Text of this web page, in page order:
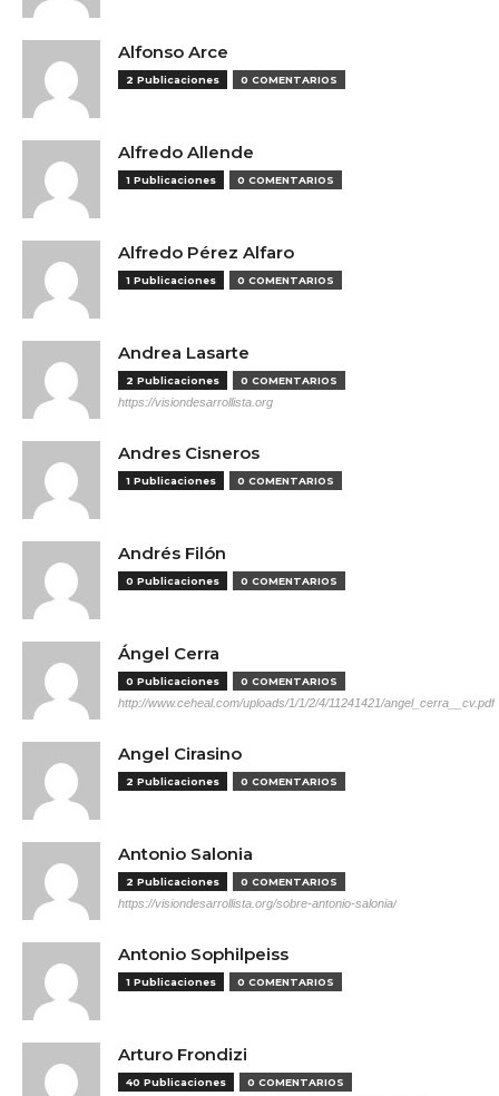
Alfonso Arce
2 Publicaciones 0 COMENTARIOS
Alfredo Allende
1 Publicaciones 0 COMENTARIOS
Alfredo Pérez Alfaro
1 Publicaciones 0 COMENTARIOS
Andrea Lasarte
2 Publicaciones 0 COMENTARIOS
https://visiondesarrollista.org
Andres Cisneros
1 Publicaciones 0 COMENTARIOS
Andrés Filón
0 Publicaciones 0 COMENTARIOS
Ángel Cerra
0 Publicaciones 0 COMENTARIOS
http://www.ceheal.com/uploads/1/1/2/4/11241421/angel_cerra__cv.pdf
Angel Cirasino
2 Publicaciones 0 COMENTARIOS
Antonio Salonia
2 Publicaciones 0 COMENTARIOS
https://visiondesarrollista.org/sobre-antonio-salonia/
Antonio Sophilpeiss
1 Publicaciones 0 COMENTARIOS
Arturo Frondizi
40 Publicaciones 0 COMENTARIOS